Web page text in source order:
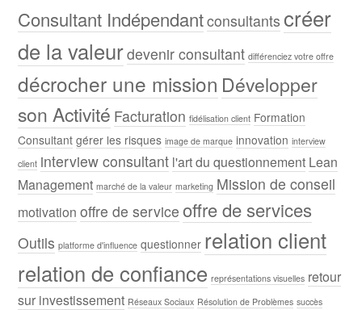
Consultant Indépendantconsultants créer
de la valeurdevenir consultant différenciez votre offre
décrocher une mission Développer
son Activité Facturation fidélisation client Formation
Consultant gérer les risques image de marque innovation interview
client interview consultant l'art du questionnement Lean
Management marché de la valeur marketing Mission de conseil
motivation offre de service offre de services
Outils platforme d'influence questionner relation client
relation de confiance représentations visuelles retour
sur investissement Réseaux Sociaux Résolution de Problèmes succès